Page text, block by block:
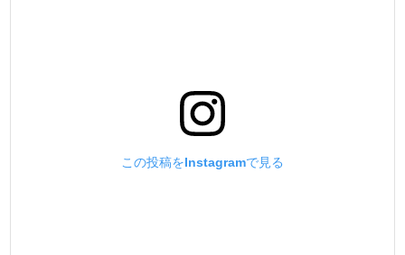
この投稿をInstagramで見る